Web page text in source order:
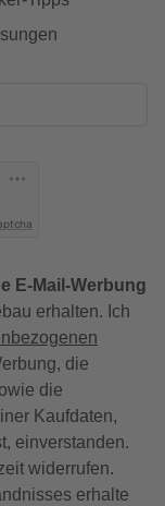
E-Mail-Werbung
erhalten. Ich
die
die
Kaufdaten,
einverstanden.
widerrufen.
erhalte